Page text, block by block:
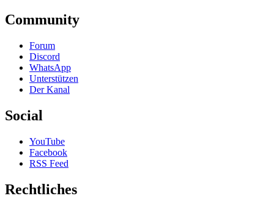
Community
Forum
Discord
WhatsApp
Unterstützen
Der Kanal
Social
YouTube
Facebook
RSS Feed
Rechtliches